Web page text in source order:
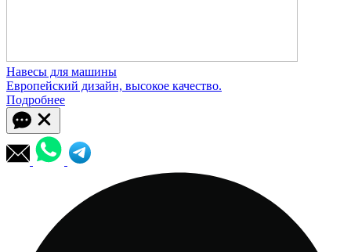
Навесы для машины
Европейский дизайн, высокое качество.
Подробнее